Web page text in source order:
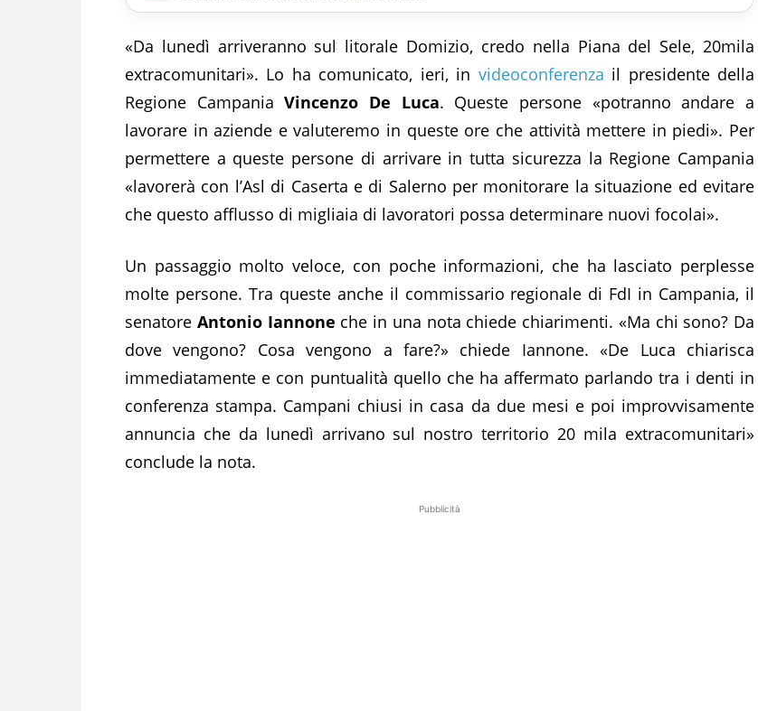
«Da lunedì arriveranno sul litorale Domizio, credo nella Piana del Sele, 20mila
extracomunitari». Lo ha comunicato, ieri, in videoconferenza il presidente della
Regione CampaniaVincenzo De Luca. Queste persone «potranno andare a
lavorare in aziende e valuteremo in queste ore che attività mettere in piedi». Per
permettere a queste persone di arrivare in tutta sicurezza la Regione Campania
«lavorerà con l’Asl di Caserta e di Salerno per monitorare la situazione ed evitare
che questo afflusso di migliaia di lavoratori possa determinare nuovi focolai».
Un passaggio molto veloce, con poche informazioni, che ha lasciato perplesse
molte persone. Tra queste anche il commissario regionale di FdI in Campania, il
senatore Antonio Iannone che in una nota chiede chiarimenti. «Ma chi sono? Da
dove vengono? Cosa vengono a fare?» chiede Iannone. «De Luca chiarisca
immediatamente e con puntualità quello che ha affermato parlando tra i denti in
conferenza stampa. Campani chiusi in casa da due mesi e poi improvvisamente
annuncia che da lunedì arrivano sul nostro territorio 20 mila extracomunitari»
conclude la nota.
Pubblicità